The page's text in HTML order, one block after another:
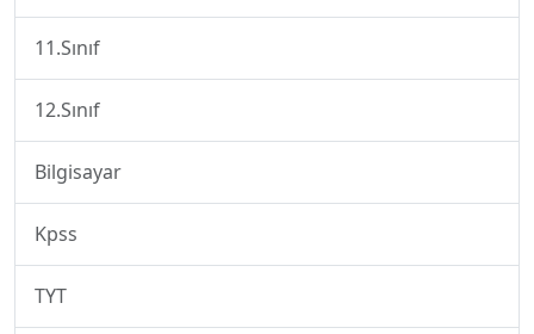
11.Sınıf
12.Sınıf
Bilgisayar
Kpss
TYT